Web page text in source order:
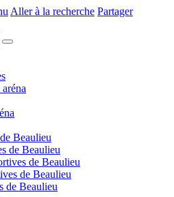
Aller à la recherche Partager
Beaulieu
de Beaulieu
de Beaulieu
de Beaulieu
de Beaulieu